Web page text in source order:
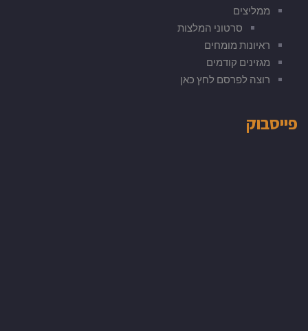
ממליצים
סרטוני המלצות
ראיונות מומחים
מגזינים קודמים
רוצה לפרסם לחץ כאן
פייסבוק